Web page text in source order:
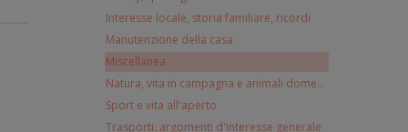
Interesse locale, storia familiare, ricordi
Manutenzione della casa
Miscellanea
Natura, vita in campagna e animali domestici
Sport e vita all'aperto
Trasporti: argomenti d'interesse generale